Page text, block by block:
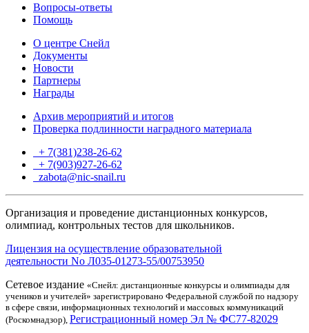
Вопросы-ответы
Помощь
О центре Снейл
Документы
Новости
Партнеры
Награды
Архив мероприятий и итогов
Проверка подлинности наградного материала
+ 7(381)238-26-62
+ 7(903)927-26-62
zabota@nic-snail.ru
Организация и проведение дистанционных конкурсов,
олимпиад, контрольных тестов для школьников.
Лицензия на осуществление образовательной
деятельности No Л035-01273-55/00753950
Сетевое издание «Снейл: дистанционные конкурсы и олимпиады для
учеников и учителей» зарегистрировано Федеральной службой по надзору
в сфере связи, информационных технологий и массовых коммуникаций
(Роскомнадзор), Регистрационный номер Эл № ФС77-82029